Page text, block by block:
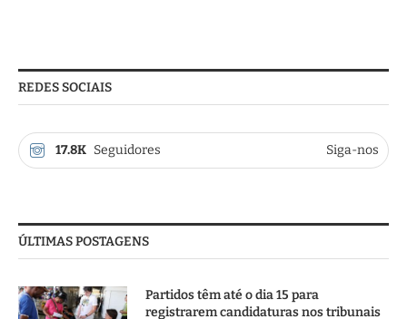
REDES SOCIAIS
17.8K Seguidores Siga-nos
ÚLTIMAS POSTAGENS
Partidos têm até o dia 15 para
registrarem candidaturas nos tribunais